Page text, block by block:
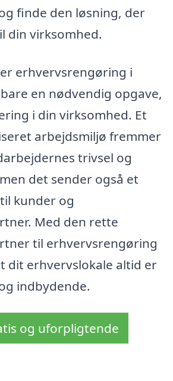
finde den løsning, der
din virksomhed.
erhvervsrengøring i
en nødvendig opgave,
i din virksomhed. Et
arbejdsmiljø fremmer
trivsel og
det sender også et
kunder og
Med den rette
til erhvervsrengøring
dit erhvervslokale altid er
indbydende.
og uforpligtende